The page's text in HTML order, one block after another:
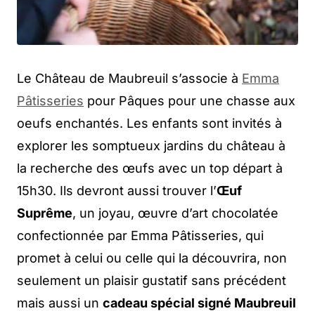
Le Château de Maubreuil s’associe à Emma
Pâtisseries pour Pâques pour une chasse aux
oeufs enchantés. Les enfants sont invités à
explorer les somptueux jardins du château à
la recherche des œufs avec un top départ à
15h30. Ils devront aussi trouver l’Œuf
Suprême, un joyau, œuvre d’art chocolatée
confectionnée par Emma Pâtisseries, qui
promet à celui ou celle qui la découvrira, non
seulement un plaisir gustatif sans précédent
mais aussi un cadeau spécial signé Maubreuil